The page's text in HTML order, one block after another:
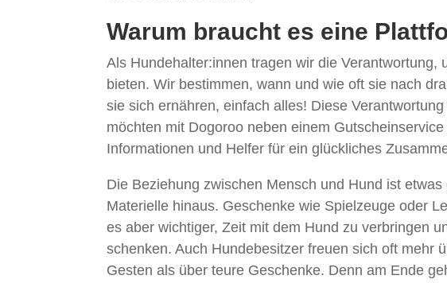
Warum braucht es eine
Als Hundehalter:innen tragen wir die
bieten. Wir bestimmen, wann und wie oft sie nach
sie sich ernähren, einfach alles! Diese
möchten mit Dogoroo neben einem
Informationen und Helfer für ein glückliches
Die Beziehung zwischen Mensch und Hund ist
Materielle hinaus. Geschenke wie Spielzeuge oder
es aber wichtiger, Zeit mit dem Hund zu verbringen
schenken. Auch Hundebesitzer freuen sich oft mehr
Gesten als über teure Geschenke. Denn am Ende